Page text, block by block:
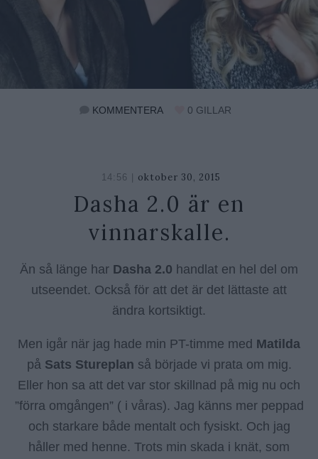
0 GILLAR
KOMMENTERA
14:56 | oktober 30, 2015
2018
Dasha 2.0 är en
vinnarskalle.
Än så länge har Dasha 2.0 handlat en hel del om
utseendet. Också för att det är det lättaste att
ändra kortsiktigt.
Men igår när jag hade min PT-timme med Matilda
på Sats Stureplan så började vi prata om mig.
Eller hon sa att det var stor skillnad på mig nu och
”förra omgången” ( i våras). Jag känns mer peppad
och starkare både mentalt och fysiskt. Och jag
håller med henne. Trots min skada i knät, som